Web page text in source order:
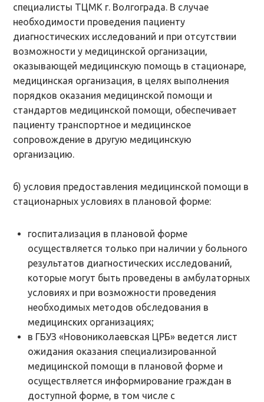
специалисты ТЦМК г. Волгограда. В случае
необходимости проведения пациенту
диагностических исследований и при отсутствии
возможности у медицинской организации,
оказывающей медицинскую помощь в стационаре,
медицинская организация, в целях выполнения
порядков оказания медицинской помощи и
стандартов медицинской помощи, обеспечивает
пациенту транспортное и медицинское
сопровождение в другую медицинскую
организацию.
б) условия предоставления медицинской помощи в
стационарных условиях в плановой форме:
госпитализация в плановой форме
осуществляется только при наличии у больного
результатов диагностических исследований,
которые могут быть проведены в амбулаторных
условиях и при возможности проведения
необходимых методов обследования в
медицинских организациях;
в ГБУЗ «Новониколаевская ЦРБ» ведется лист
ожидания оказания специализированной
медицинской помощи в плановой форме и
осуществляется информирование граждан в
доступной форме, в том числе с